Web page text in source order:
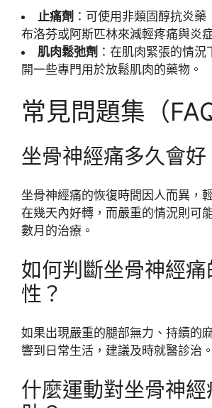
止痛劑 ：可使用非類固醇抗炎
布洛芬或阿斯匹林來減輕疼痛與炎
肌肉鬆弛劑 ：在肌肉緊張的情
開一些專門用於放鬆肌肉的藥物。
常見問題集（FAQ
坐骨神經痛多久會好
坐骨神經痛的恢復時間因人而異，
在幾天內好轉，而嚴重的情況則可
數月的治療。
如何判斷坐骨神經痛
性？
如果出現嚴重的腿部無力、持續的
響到日常生活，建議及時就醫診治。
什麼運動對坐骨神經